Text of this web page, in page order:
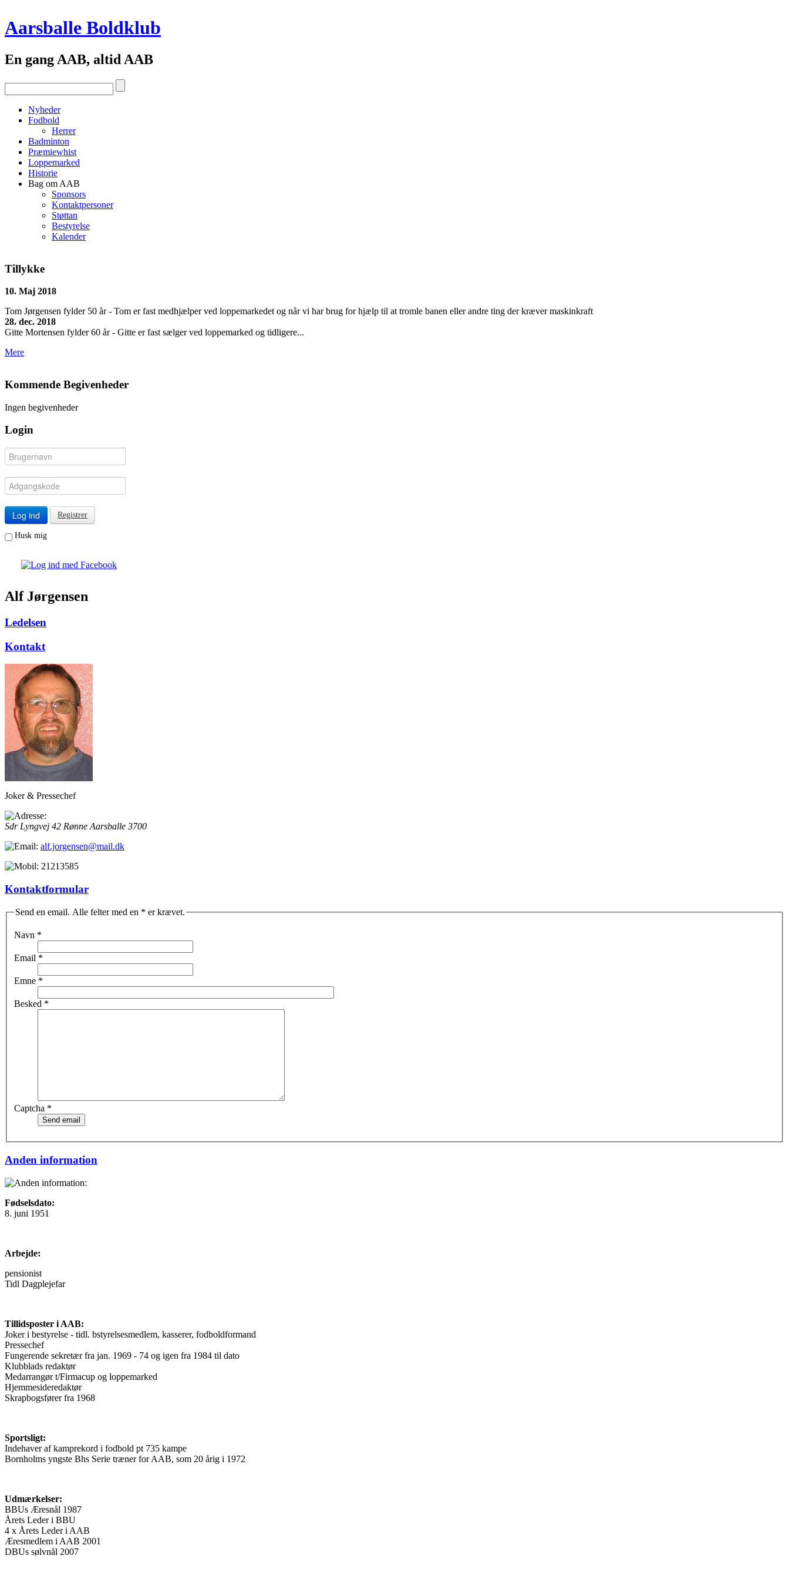
Aarsballe Boldklub
En gang AAB, altid AAB
Nyheder
Fodbold
Herrer
Badminton
Præmiewhist
Loppemarked
Historie
Bag om AAB
Sponsors
Kontaktpersoner
Støttan
Bestyrelse
Kalender
Tillykke
10. Maj 2018
Tom Jørgensen fylder 50 år - Tom er fast medhjælper ved loppemarkedet og når vi har brug for hjælp til at tromle banen eller andre ting der kræver maskinkraft
28. dec. 2018
Gitte Mortensen fylder 60 år - Gitte er fast sælger ved loppemarked og tidligere...
Mere
Kommende Begivenheder
Ingen begivenheder
Login
Log ind Registrer
Husk mig
Alf Jørgensen
Ledelsen
Kontakt
Joker & Pressechef
Sdr Lyngvej 42 Rønne Aarsballe 3700
alf.jorgensen@mail.dk
21213585
Kontaktformular
Send en email. Alle felter med en * er krævet.
Navn *
Email *
Emne *
Besked *
Captcha *
Send email
Anden information
Fødselsdato:
8. juni 1951
Arbejde:
pensionist
Tidl Dagplejefar
Tillidsposter i AAB:
Joker i bestyrelse - tidl. bstyrelsesmedlem, kasserer, fodboldformand
Pressechef
Fungerende sekretær fra jan. 1969 - 74 og igen fra 1984 til dato
Klubblads redaktør
Medarrangør t/Firmacup og loppemarked
Hjemmesideredaktør
Skrapbogsfører fra 1968
Sportsligt:
Indehaver af kamprekord i fodbold pt 735 kampe
Bornholms yngste Bhs Serie træner for AAB, som 20 årig i 1972
Udmærkelser:
BBUs Æresnål 1987
Årets Leder i BBU
4 x Årets Leder i AAB
Æresmedlem i AAB 2001
DBUs sølvnål 2007